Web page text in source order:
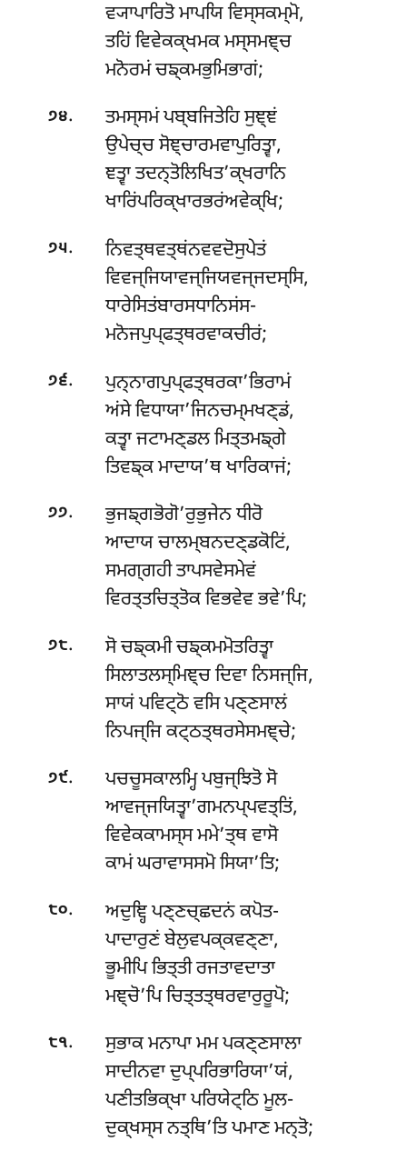
ਵ੍ਯਾਪਾਰਿਤੋ ਮਾਪਯਿ ਵਿਸ੍ਸਕਮ੍ਮੋ,
ਤਹਿਂ ਵਿਵੇਕਕ੍ਖਮਕ ਮਸ੍ਸਮਞ੍ਚ
ਮਨੋਰਮਂ ਚਙ੍ਕਮਭੁਮਿਭਾਗਂ;
੭੪.
ਤਮਸ੍ਸਮਂ ਪਬ੍ਬਜਿਤੇਹਿ ਸੁਞ੍ਞਂ
ਉਪੇਚ੍ਚ ਸੋਞ੍ਚਾਰਮਵਾਪੁਰਿਤ੍ਵਾ,
ਞਤ੍ਵਾ ਤਦਨ੍ਤੋਲਿਖਿਤ’ਕ੍ਖਰਾਨਿ
ਖਾਰਿਂਪਰਿਕ੍ਖਾਰਭਰਂਅਵੇਕ੍ਖਿ;
੭੫.
ਨਿਵਤ੍ਥਵਤ੍ਥਂਨਵਵਦੋਸੁਪੇਤਂ
ਵਿਵਜ੍ਜਿਯਾਵਜ੍ਜਿਯਵਜ੍ਜਦਸ੍ਸਿ,
ਧਾਰੇਸਿਤਂਬਾਰਸਧਾਨਿਸਂਸ-
ਮਨੋਜਪੁਪ੍ਫਤ੍ਥਰਵਾਕਚੀਰਂ;
੭੬.
ਪੁਨ੍ਨਾਗਪੁਪ੍ਫਤ੍ਥਰਕਾ’ਭਿਰਾਮਂ
ਅਂਸੇ ਵਿਧਾਯਾ’ਜਿਨਚਮ੍ਮਖਣ੍ਡਂ,
ਕਤ੍ਵਾ ਜਟਾਮਣ੍ਡਲ ਮਿਤ੍ਤਮਙ੍ਗੇ
ਤਿਵਙ੍ਕ ਮਾਦਾਯ’ਥ ਖਾਰਿਕਾਜਂ;
੭੭.
ਭੁਜਙ੍ਗਭੋਗੋ’ਰੁਭੁਜੇਨ ਧੀਰੋ
ਆਦਾਯ ਚਾਲਮ੍ਬਨਦਣ੍ਡਕੋਟਿਂ,
ਸਮਗ੍ਗਹੀ ਤਾਪਸਵੇਸਮੇਵਂ
ਵਿਰਤ੍ਤਚਿਤ੍ਤੋਕ ਵਿਭਵੇਵ ਭਵੇ’ਪਿ;
੭੮.
ਸੋ ਚਙ੍ਕਮੀ ਚਙ੍ਕਮਮੋਤਰਿਤ੍ਵਾ
ਸਿਲਾਤਲਸ੍ਮਿਞ੍ਚ ਦਿਵਾ ਨਿਸਜ੍ਜਿ,
ਸਾਯਂ ਪਵਿਟ੍ਠੋ ਵਸਿ ਪਣ੍ਣਸਾਲਂ
ਨਿਪਜ੍ਜਿ ਕਟ੍ਠਤ੍ਥਰਸੇਸਮਞ੍ਚੇ;
੭੯.
ਪਚਚੂਸਕਾਲਮ੍ਹਿ ਪਬੁਜ੍ਝਿਤੋ ਸੋ
ਆਵਜ੍ਜਯਿਤ੍ਵਾ’ਗਮਨਪ੍ਪਵਤ੍ਤਿਂ,
ਵਿਵੇਕਕਾਮਸ੍ਸ ਮਮੇ’ਤ੍ਥ ਵਾਸੋ
ਕਾਮਂ ਘਰਾਵਾਸਸਮੋ ਸਿਯਾ’ਤਿ;
੮੦.
ਅਦੁਞ੍ਹਿ ਪਣ੍ਣਚ੍ਛਦਨਂ ਕਪੋਤ-
ਪਾਦਾਰੁਣਂ ਬੇਲੁਵਪਕ੍ਕਵਣ੍ਣਾ,
ਭੂਮੀਪਿ ਭਿਤ੍ਤੀ ਰਜਤਾਵਦਾਤਾ
ਮਞ੍ਚੋ’ਪਿ ਚਿਤ੍ਤਤ੍ਥਰਵਾਰੁਰੂਪੋ;
੮੧.
ਸੁਭਾਕ ਮਨਾਪਾ ਮਮ ਪਕਣ੍ਣਸਾਲਾ
ਸਾਦੀਨਵਾ ਦੁਪ੍ਪਰਿਭਾਰਿਯਾ’ਯਂ,
ਪਣੀਤਭਿਕ੍ਖਾ ਪਰਿਯੇਟ੍ਠਿ ਮੂਲ-
ਦੁਕ੍ਖਸ੍ਸ ਨਤ੍ਥਿ’ਤਿ ਪਮਾਣ ਮਨ੍ਤੋ;